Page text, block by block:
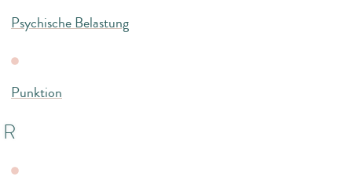
Psychische Belastung
Punktion
R